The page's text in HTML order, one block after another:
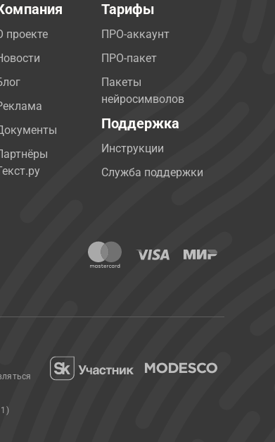
проекте
Тарифы
ПРО-аккаунт
ПРО-пакет
Пакеты
нейросимволов
Поддержка
Инструкции
Служба поддержки